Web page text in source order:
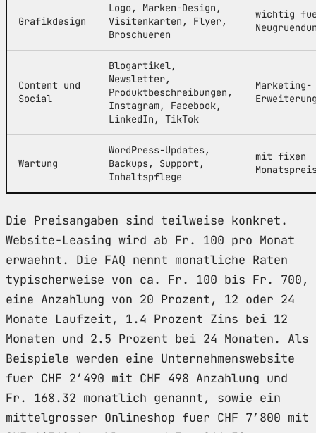
Grafikdesign
Logo, Marken-Design,
Visitenkarten, Flyer,
Broschueren
wichtig
Content und
Social
Blogartikel,
Newsletter,
Produktbeschreibungen,
Instagram, Facebook,
LinkedIn, TikTok
Marketing-
Wartung
WordPress-Updates,
Backups, Support,
Inhaltspflege
mit fixen
Die Preisangaben sind teilweise konkret.
Website-Leasing wird ab Fr. 100 pro Monat
erwaehnt. Die FAQ nennt monatliche Raten
typischerweise von ca. Fr. 100 bis Fr. 700,
eine Anzahlung von 20 Prozent, 12 oder 24
Monate Laufzeit, 1.4 Prozent Zins bei 12
Monaten und 2.5 Prozent bei 24 Monaten. Als
Beispiele werden eine Unternehmenswebsite
fuer CHF 2’490 mit CHF 498 Anzahlung und
Fr. 168.32 monatlich genannt, sowie ein
mittelgrosser Onlineshop fuer CHF 7’800 mit